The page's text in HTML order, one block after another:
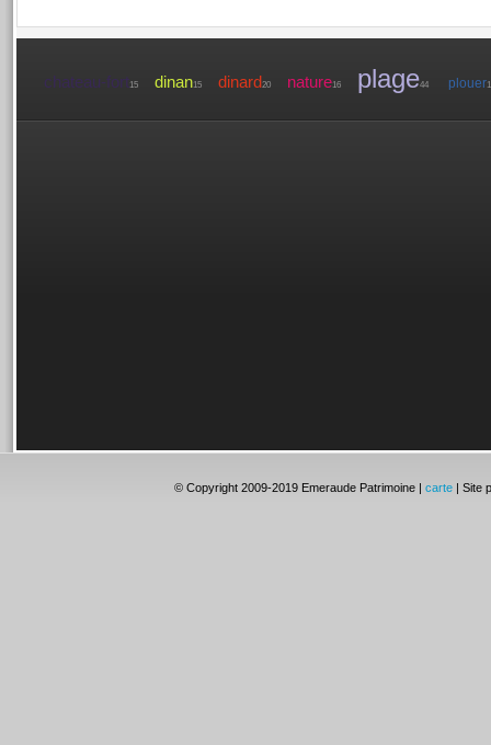
chateau-fort15 dinan15 dinard20 nature16 plage44 plouer
© Copyright 2009-2019 Emeraude Patrimoine |carte | Site